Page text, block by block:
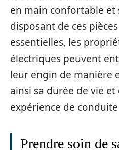
en main confortable et
disposant de ces
essentielles, les
électriques peuvent
leur engin de manière
ainsi sa durée de vie
expérience de
Prendre soin de